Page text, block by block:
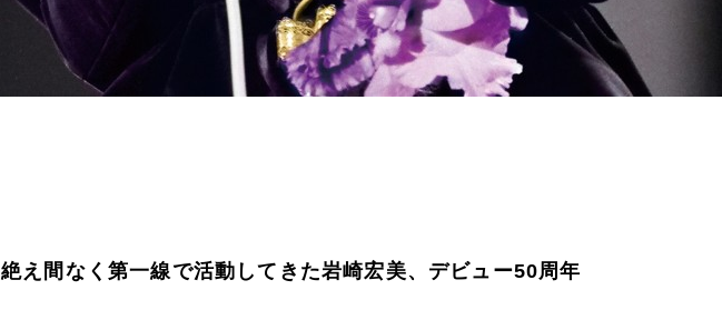
絶え間なく第一線で活動してきた岩崎宏美、デビュー50周年